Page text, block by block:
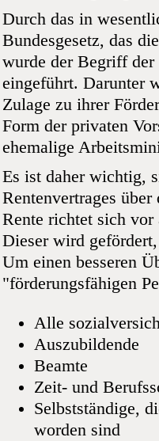
Durch das in
Bundesgesetz, das
wurde der Begriff der
eingeführt. Darunter
Zulage zu ihrer
Form der privaten
ehemalige
Es ist daher wichtig,
Rentenvertrages
Rente richtet sich
Dieser wird
Um einen besseren
"förderungsfähigen
Alle
Auszubildende
Beamte
Zeit- und
Selbstständige,
worden sind